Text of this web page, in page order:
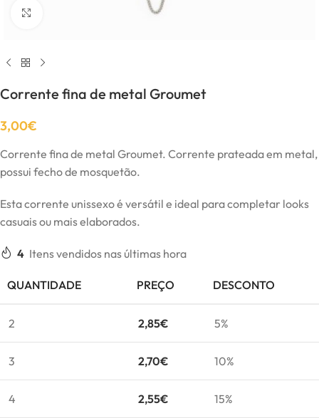
Corrente fina de metal Groumet
3,00€
Corrente fina de metal Groumet. Corrente prateada em metal,
possui fecho de mosquetão.
Esta corrente unissexo é versátil e ideal para completar looks
casuais ou mais elaborados.
4 Itens vendidos nas últimas hora
QUANTIDADE PREÇO DESCONTO
2 2,85€ 5%
3 2,70€ 10%
4 2,55€ 15%